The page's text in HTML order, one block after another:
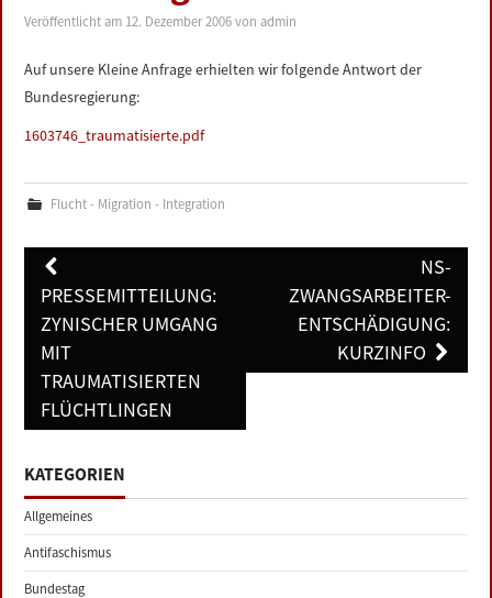
DATENSCHUTZERKLÄRUNG
IMPRESSUM
Veröffentlicht am 12. Dezember 2006 vonadmin
Auf unsere Kleine Anfrage erhielten wir folgende Antwort der
Bundesregierung:
1603746_traumatisierte.pdf
Flucht - Migration - Integration
Post
navigation
PRESSEMITTEILUNG:
ZYNISCHER UMGANG
MIT
TRAUMATISIERTEN
FLÜCHTLINGEN
NS-
ZWANGSARBEITER-
ENTSCHÄDIGUNG:
KURZINFO
KATEGORIEN
Allgemeines
Antifaschismus
Bundestag